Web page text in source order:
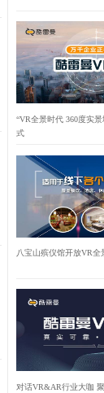
“VR全景时代 360度实
式
八宝山殡仪馆开放VR全
对话VR&AR行业大咖